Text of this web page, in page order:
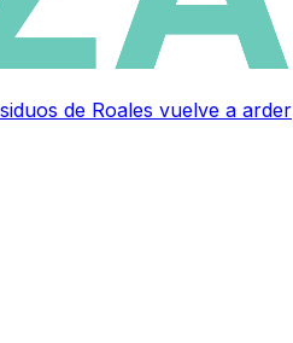
de Roales vuelve a arder